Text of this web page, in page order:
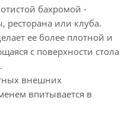
бахромой -
ресторана или клуба.
ее более плотной и
с поверхности стола
внешних
впитывается в